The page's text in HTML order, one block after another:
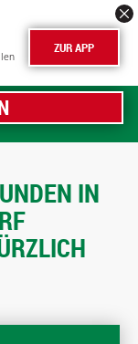
ZUR APP
IN